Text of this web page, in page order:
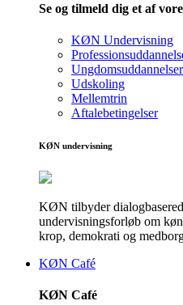
Se og tilmeld dig et af
KØN Undervisning
Ungdomsuddannelser
Udskoling
Mellemtrin
Aftalebetingelser
KØN undervisning
KØN tilbyder
undervisningsforløb om
krop, demokrati og
KØN Café
KØN Café